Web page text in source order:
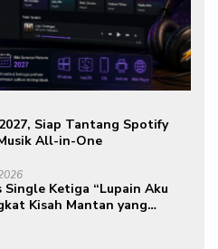
Siap Tantang Spotify
All-in-One
Single Ketiga “Lupain Aku
Kisah Mantan yang